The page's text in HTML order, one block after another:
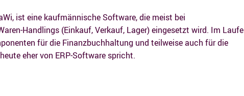
ist eine kaufmännische Software, die meist bei
Handlings (Einkauf, Verkauf, Lager) eingesetzt wird. Im Laufe
für die Finanzbuchhaltung und teilweise auch für die
eher von ERP-Software spricht.